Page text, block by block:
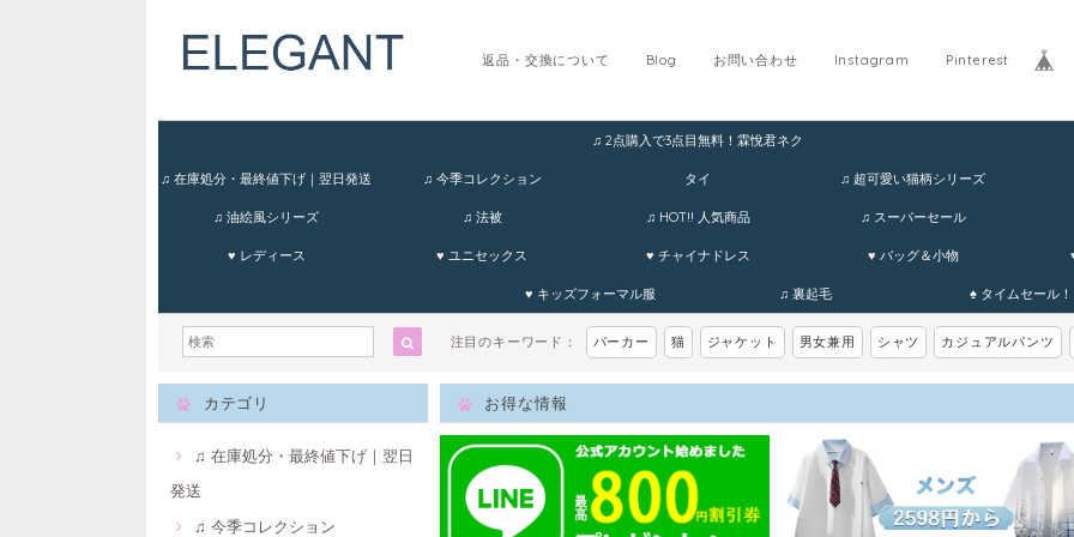
Pinterest
Instagram
お問い合わせ
Blog
返品・交換について
♫ 在庫処分・最終値下げ｜翌日発送 ♫ 今季コレクション
♫ 2点購入で3点目無料！霖悅君ネク
タイ ♫ 超可愛い猫柄シリーズ
♫ 油絵風シリーズ ♫ 法被 ♫ HOT!! 人気商品 ♫ スーパーセール
♥ レディース ♥ ユニセックス ♥ チャイナドレス ♥ バッグ＆小物
♥ キッズフォーマル服 ♫ 裏起毛 ♠ タイムセール！
注目のキーワード： パーカー 猫 ジャケット 男女兼用 シャツ カジュアルパンツ
カテゴリ
♫ 在庫処分・最終値下げ｜翌日
発送
♫ 今季コレクション
お得な情報